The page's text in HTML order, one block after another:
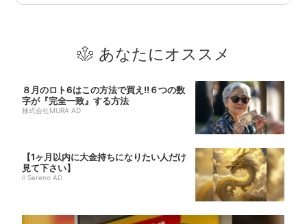
あなたにオススメ
８月のロト6はこの方法で買え!!６つの数
字が『完全一致』する方法
株式会社MURA AD
【1ヶ月以内に大金持ちになりたい人だけ
見て下さい】
Il Sereno AD